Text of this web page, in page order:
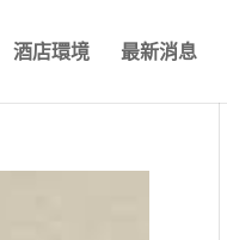
酒店環境 最新消息